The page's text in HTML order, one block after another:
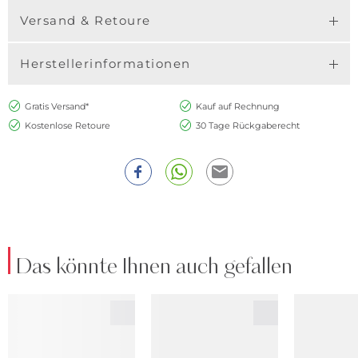
Versand & Retoure
Herstellerinformationen
Gratis Versand*
Kauf auf Rechnung
Kostenlose Retoure
30 Tage Rückgaberecht
Das könnte Ihnen auch gefallen